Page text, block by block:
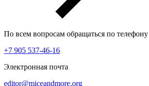
По всем вопросам обращаться по телефону
+7 905 537-46-16
Электронная почта
editor@miceandmore.org